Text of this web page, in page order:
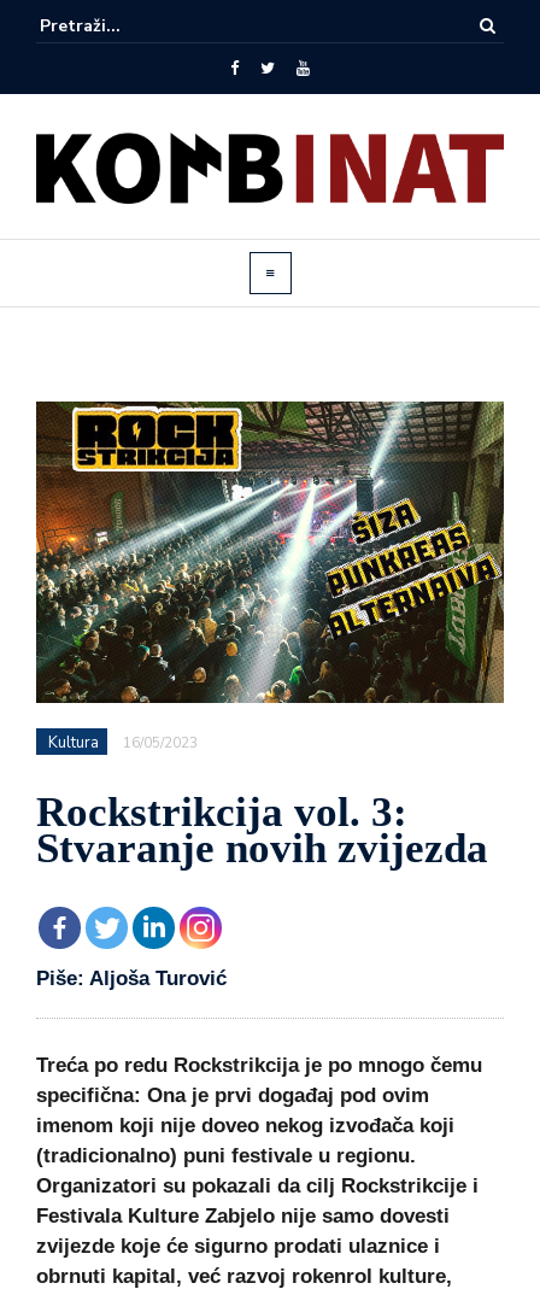
Kultura 16/05/2023
Rockstrikcija vol. 3:
Stvaranje novih zvijezda
Piše: Aljoša Turović
Treća po redu Rockstrikcija je po mnogo čemu
specifična: Ona je prvi događaj pod ovim
imenom koji nije doveo nekog izvođača koji
(tradicionalno) puni festivale u regionu.
Organizatori su pokazali da cilj Rockstrikcije i
Festivala Kulture Zabjelo nije samo dovesti
zvijezde koje će sigurno prodati ulaznice i
obrnuti kapital, već razvoj rokenrol kulture,